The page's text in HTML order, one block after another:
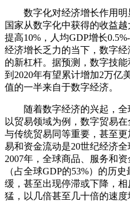
数字化对经济增长作用明
国家从数字化中获得的收益
提高10%，人均GDP增长
经济增长乏力的当下，数字
的新杠杆。据预测，数字技
到2020年有望累计增加2万亿
值的一半来自于数字经济。
随着数字经济的兴起，全
以贸易领域为例，数字贸易
与传统贸易同等重要，甚至
易和资金流动是20世纪经济
2007年，全球商品、服务和
（占全球GDP的53%）的历
缓，甚至出现停滞或下降，
猛，以几倍甚至几十倍的速